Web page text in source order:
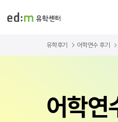
유학후기 어학연수 후기
어학연